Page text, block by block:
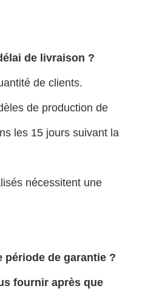
de livraison ?
de clients.
de production de
les 15 jours suivant la
nécessitent une
période de garantie ?
fournir après que